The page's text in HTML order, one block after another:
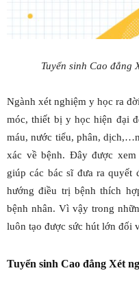
Tuyển sinh Cao đẳng
Ngành xét nghiệm y học ra
móc, thiết bị y học hiện đại
máu, nước tiểu, phân,
xác về bệnh. Đây được
giúp các bác sĩ đưa ra quyết
hướng điều trị bệnh thích
bệnh nhân. Vì vậy trong
luôn tạo được sức hút lớn đối
Tuyển sinh Cao đẳng Xét